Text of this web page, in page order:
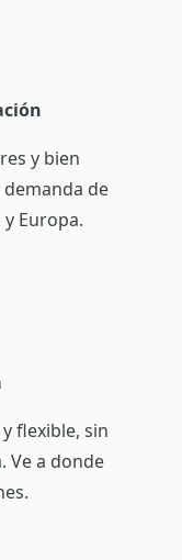
y bien
de
Europa.
flexible, sin
Ve a donde